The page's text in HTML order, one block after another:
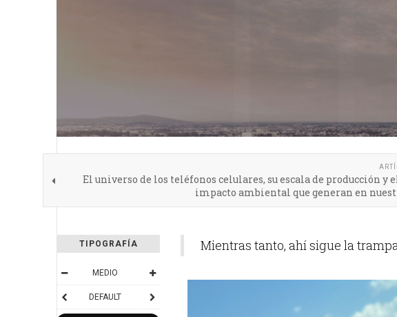
El universo de los teléfonos celulares, su escala de producción y
impacto ambiental que generan en
TIPOGRAFÍA
MEDIO
DEFAULT
Mientras tanto, ahí sigue la